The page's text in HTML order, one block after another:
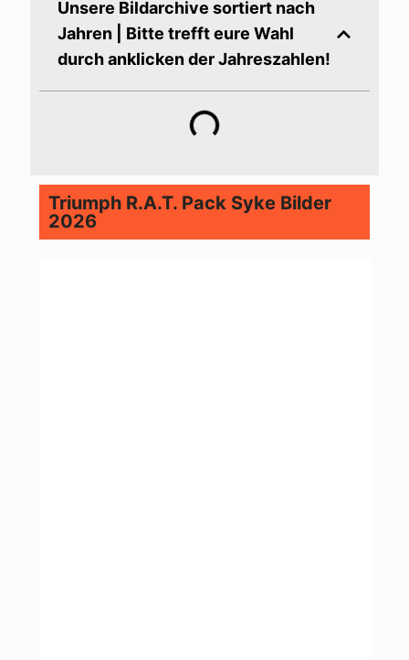
Unsere Bildarchive sortiert nach
Jahren | Bitte trefft eure Wahl
durch anklicken der Jahreszahlen!
Triumph R.A.T. Pack Syke Bilder
2026